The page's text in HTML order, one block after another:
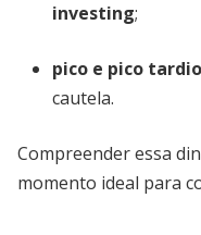
investing;
pico e pico
cautela.
Compreender essa
momento ideal para